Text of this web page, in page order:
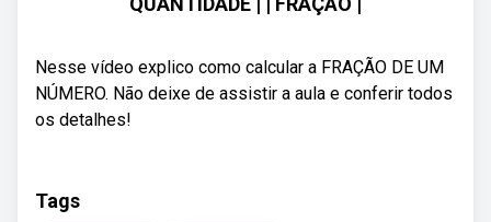
Nesse vídeo explico como calcular a FRAÇÃO DE UM
NÚMERO. Não deixe de assistir a aula e conferir todos
os detalhes!
Tags